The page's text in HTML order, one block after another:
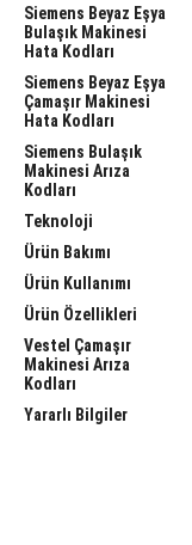
Siemens Beyaz Eşya
Bulaşık Makinesi
Hata Kodları
Siemens Beyaz Eşya
Çamaşır Makinesi
Hata Kodları
Siemens Bulaşık
Makinesi Arıza
Kodları
Teknoloji
Ürün Bakımı
Ürün Kullanımı
Ürün Özellikleri
Vestel Çamaşır
Makinesi Arıza
Kodları
Yararlı Bilgiler